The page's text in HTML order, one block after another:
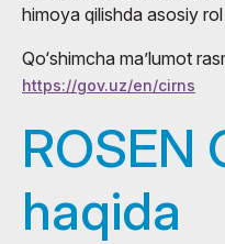
himoya qilishda asosiy rol
Qo‘shimcha ma’lumot
https://gov.uz/en/cirns
ROSEN
haqida